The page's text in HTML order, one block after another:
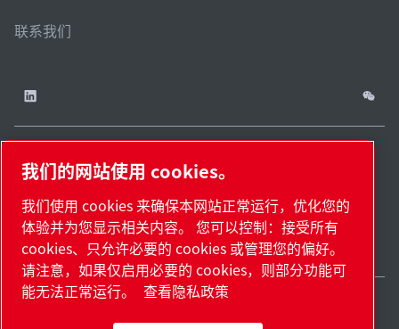
联系我们
地
图.
cookies18009737
号-2
12011302124444
号
国际贸易有限公司版权
所有
China / ZH
我们的网站使用 cookies。
我们使用 cookies 来确保本网站正常运行，优化您的
体验并为您显示相关内容。 您可以控制：接受所有
cookies、只允许必要的 cookies 或管理您的偏好。
请注意，如果仅启用必要的 cookies，则部分功能可
能无法正常运行。
查看隐私政策